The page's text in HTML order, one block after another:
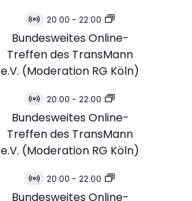
Virtuell
Veranstaltung
20:00 - 22:00
Bundesweites Online-
Treffen des TransMann
e.V. (Moderation RG Köln)
Virtuell
Veranstaltung
20:00 - 22:00
Bundesweites Online-
Treffen des TransMann
e.V. (Moderation RG Köln)
Virtuell
Veranstaltung
20:00 - 22:00
Bundesweites Online-